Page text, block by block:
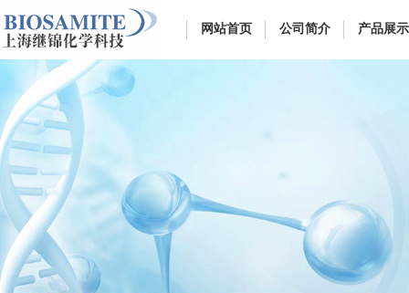
网站首页 公司简介 产品展示